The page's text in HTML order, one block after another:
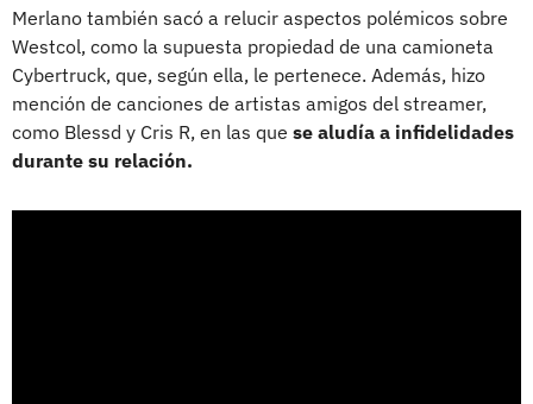
Merlano también sacó a relucir aspectos polémicos sobre
Westcol, como la supuesta propiedad de una camioneta
Cybertruck, que, según ella, le pertenece. Además, hizo
mención de canciones de artistas amigos del streamer,
como Blessd y Cris R, en las que se aludía a infidelidades
durante su relación.